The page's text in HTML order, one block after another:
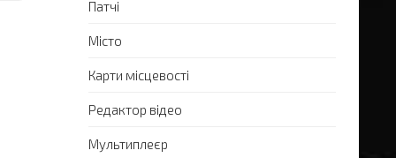
Патчі
Місто
Карти місцевості
Редактор відео
Мультиплеєр